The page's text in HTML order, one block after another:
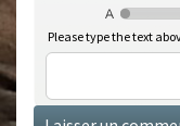
Please type the text